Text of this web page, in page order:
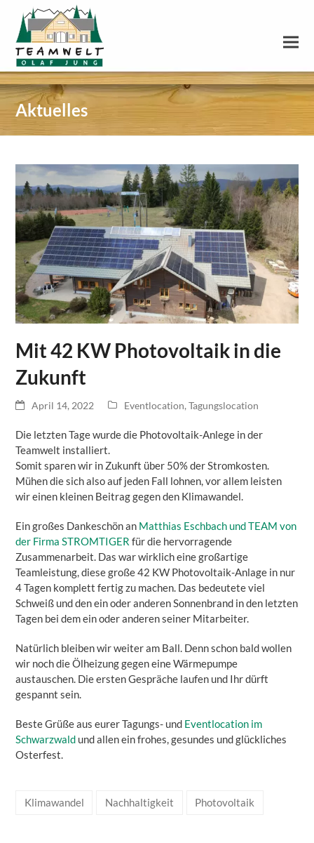
Aktuelles
Mit 42 KW Photovoltaik in die
Zukunft
April 14, 2022 Eventlocation,Tagungslocation
Die letzten Tage wurde die Photovoltaik-Anlege in der
Teamwelt installiert.
Somit sparen wir in Zukunft über 50% der Stromkosten.
Mühen die sich also auf jeden Fall lohnen, vor allem leisten
wir einen kleinen Beitrag gegen den Klimawandel.
Ein großes Dankeschön an Matthias Eschbach und TEAM von
der Firma STROMTIGER für die hervorragende
Zusammenarbeit. Das war wirklich eine großartige
Teamleistung, diese große 42 KW Photovoltaik-Anlage in nur
4 Tagen komplett fertig zu machen. Das bedeutete viel
Schweiß und den ein oder anderen Sonnenbrand in den letzten
Tagen bei dem ein oder anderen seiner Mitarbeiter.
Natürlich bleiben wir weiter am Ball. Denn schon bald wollen
wir noch die Ölheizung gegen eine Wärmepumpe
austauschen. Die ersten Gespräche laufen und Ihr dürft
gespannt sein.
Beste Grüße aus eurer Tagungs- und Eventlocation im
Schwarzwald und allen ein frohes, gesundes und glückliches
Osterfest.
Klimawandel Nachhaltigkeit Photovoltaik